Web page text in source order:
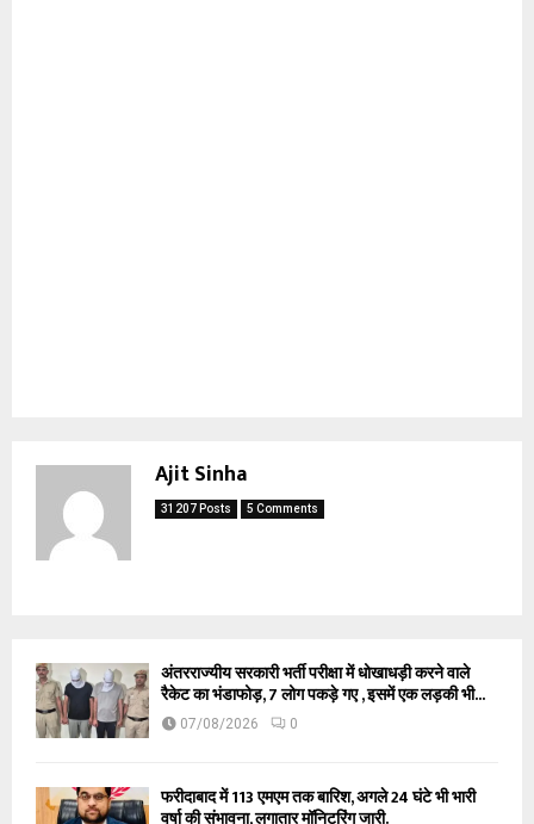
Ajit Sinha
31207 Posts 5 Comments
अंतरराज्यीय सरकारी भर्ती परीक्षा में धोखाधड़ी करने वाले
रैकेट का भंडाफोड़, 7 लोग पकड़े गए , इसमें एक लड़की भी...
07/08/2026 0
फरीदाबाद में 113 एमएम तक बारिश, अगले 24 घंटे भी भारी